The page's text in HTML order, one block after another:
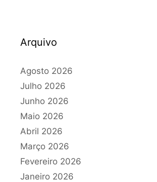
Arquivo
Agosto 2026
Julho 2026
Junho 2026
Maio 2026
Abril 2026
Março 2026
Fevereiro 2026
Janeiro 2026